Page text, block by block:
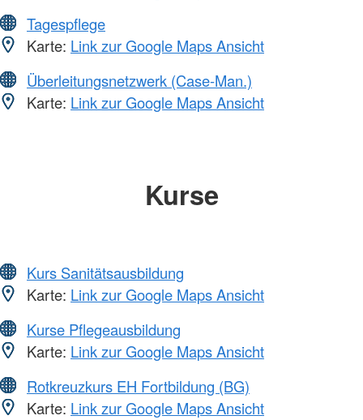
Tagespflege
Karte: Link zur Google Maps Ansicht
Überleitungsnetzwerk (Case-Man.)
Karte: Link zur Google Maps Ansicht
Kurse
Kurs Sanitätsausbildung
Karte: Link zur Google Maps Ansicht
Kurse Pflegeausbildung
Karte: Link zur Google Maps Ansicht
Rotkreuzkurs EH Fortbildung (BG)
Karte: Link zur Google Maps Ansicht